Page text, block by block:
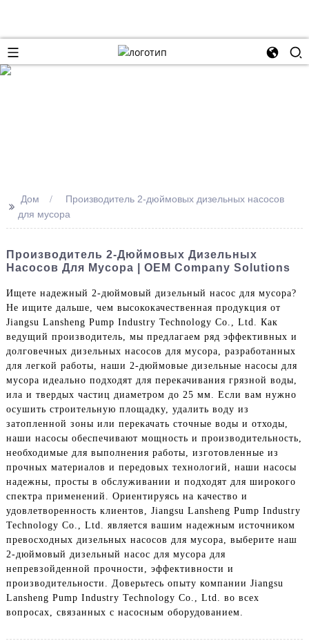
>> Дом
Производитель 2-дюймовых дизельных насосов
для мусора
Производитель 2-Дюймовых Дизельных
Насосов Для Мусора | OEM Company Solutions
Ищете надежный 2-дюймовый дизельный насос для мусора?
Не ищите дальше, чем высококачественная продукция от
Jiangsu Lansheng Pump Industry Technology Co., Ltd. Как
ведущий производитель, мы предлагаем ряд эффективных и
долговечных дизельных насосов для мусора, разработанных
для легкой работы, наши 2-дюймовые дизельные насосы для
мусора идеально подходят для перекачивания грязной воды,
ила и твердых частиц диаметром до 25 мм. Если вам нужно
осушить строительную площадку, удалить воду из
затопленной зоны или перекачать сточные воды и отходы,
наши насосы обеспечивают мощность и производительность,
необходимые для выполнения работы, изготовленные из
прочных материалов и передовых технологий, наши насосы
надежны, просты в обслуживании и подходят для широкого
спектра применений. Ориентируясь на качество и
удовлетворенность клиентов, Jiangsu Lansheng Pump Industry
Technology Co., Ltd. является вашим надежным источником
превосходных дизельных насосов для мусора, выберите наш
2-дюймовый дизельный насос для мусора для
непревзойденной прочности, эффективности и
производительности. Доверьтесь опыту компании Jiangsu
Lansheng Pump Industry Technology Co., Ltd. во всех
вопросах, связанных с насосным оборудованием.